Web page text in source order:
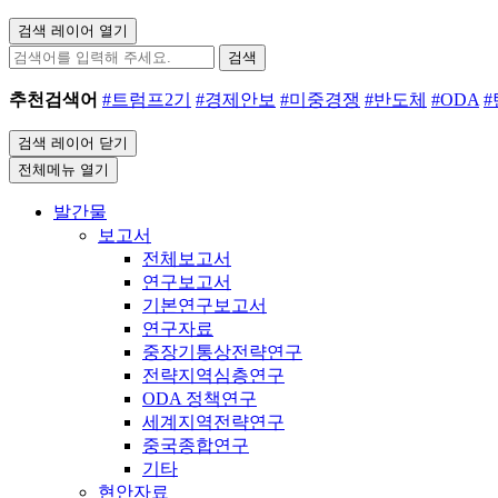
검색 레이어 열기
검색
추천검색어 #트럼프2기 #경제안보 #미중경쟁 #반도체 #ODA #
검색 레이어 닫기
전체메뉴 열기
발간물
보고서
전체보고서
연구보고서
기본연구보고서
연구자료
중장기통상전략연구
전략지역심층연구
ODA 정책연구
세계지역전략연구
중국종합연구
기타
현안자료